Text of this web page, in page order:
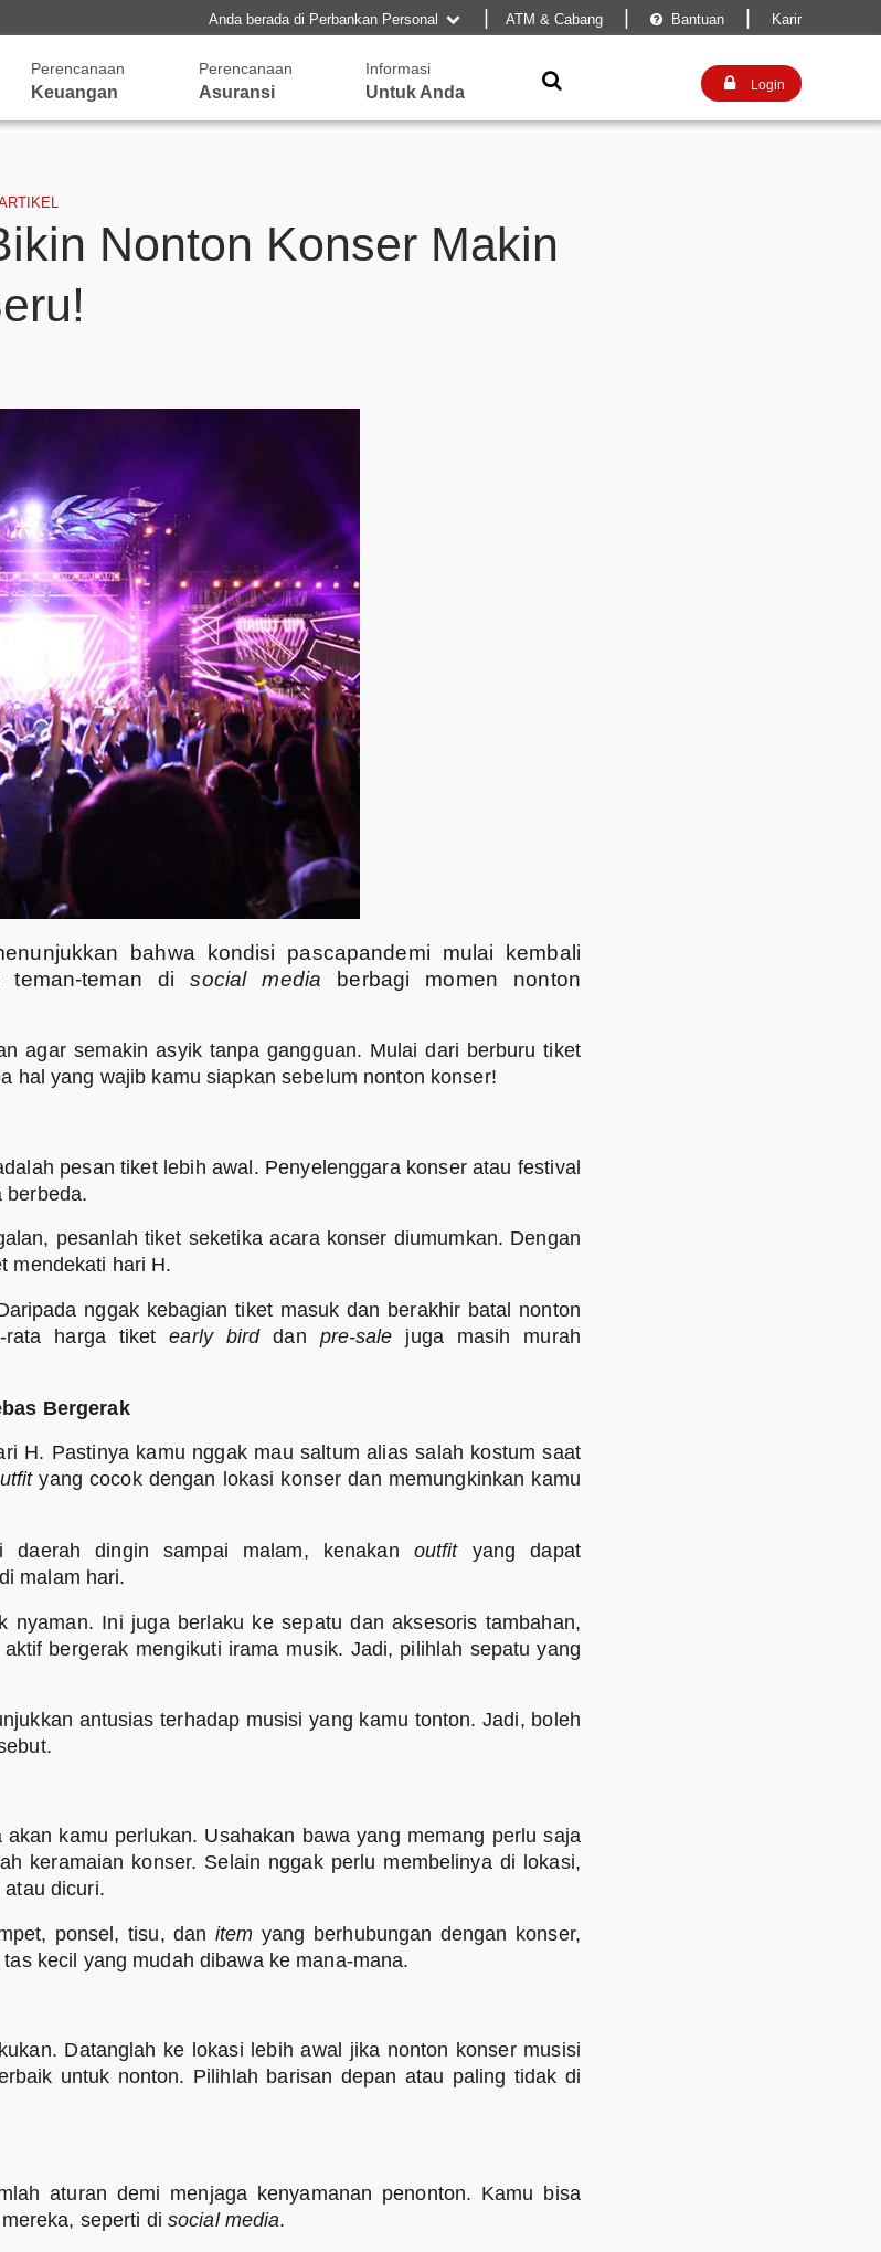
Anda berada di Perbankan Personal  |ATM & Cabang  Bantuan Karir
Perencanaan
Keuangan
Perencanaan
Asuransi
Informasi
Untuk Anda
  Login
Nonton Konser Makin
bahwa kondisi pascapandemi mulai kembali
teman-teman disocial media berbagi momen nonton
agar semakin asyik tanpa gangguan. Mulai dari berburu tiket
hal yang wajib kamu siapkan sebelum nonton konser!
pesan tiket lebih awal. Penyelenggara konser atau festival
berbeda.
pesanlah tiket seketika acara konser diumumkan. Dengan
mendekati hari H.
nggak kebagian tiket masuk dan berakhir batal nonton
rata harga tiketearly birddan pre-sale juga masih murah
Bergerak
H. Pastinya kamu nggak mau saltum alias salah kostum saat
yang cocok dengan lokasi konser dan memungkinkan kamu
dingin sampai malam, kenakan outfityang dapat
malam hari.
Ini juga berlaku ke sepatu dan aksesoris tambahan,
bergerak mengikuti irama musik. Jadi, pilihlah sepatu yang
antusias terhadap musisi yang kamu tonton. Jadi, boleh
kamu perlukan. Usahakan bawa yang memang perlu saja
keramaian konser. Selain nggak perlu membelinya di lokasi,
dicuri.
ponsel, tisu, danitemyang berhubungan dengan konser,
kecil yang mudah dibawa ke mana-mana.
Datanglah ke lokasi lebih awal jika nonton konser musisi
untuk nonton. Pilihlah barisan depan atau paling tidak di
aturan demi menjaga kenyamanan penonton. Kamu bisa
seperti di social media.